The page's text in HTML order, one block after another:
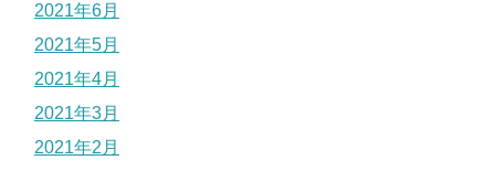
2021年6月
2021年5月
2021年4月
2021年3月
2021年2月